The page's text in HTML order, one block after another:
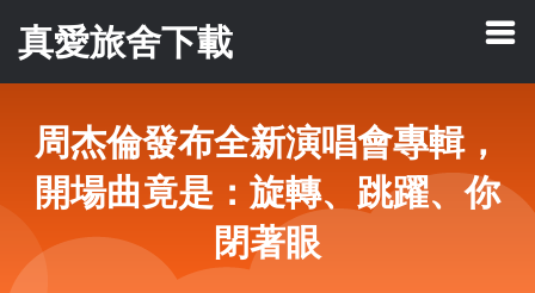
真愛旅舍下載
周杰倫發布全新演唱會專輯，
開場曲竟是：旋轉、跳躍、你
閉著眼